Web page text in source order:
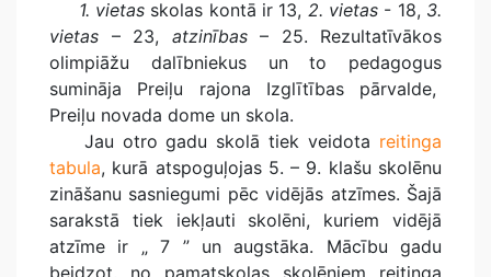
1. vietas skolas kontā ir 13, 2. vietas - 18, 3.
vietas – 23, atzinības– 25. Rezultatīvākos
olimpiāžu dalībniekus un to pedagogus
sumināja Preiļu rajona Izglītības pārvalde,
Preiļu novada dome un skola.
Jau otro gadu skolā tiek veidota reitinga
tabula, kurā atspoguļojas 5. – 9. klašu skolēnu
zināšanu sasniegumi pēc vidējās atzīmes. Šajā
sarakstā tiek iekļauti skolēni, kuriem vidējā
atzīme ir „ 7 ” un augstāka. Mācību gadu
beidzot, no pamatskolas skolēniem reitinga